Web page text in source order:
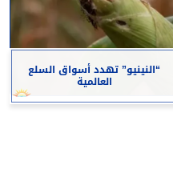
“النينيو” تهدد أسواق السلع
العالمية